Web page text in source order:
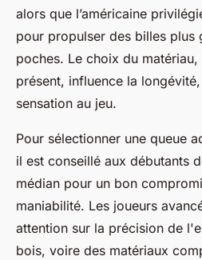
alors que l’américaine
pour propulser des billes plus
poches. Le choix du matériau,
présent, influence la longévité,
sensation au jeu.
Pour sélectionner une queue
il est conseillé aux débutants
médian pour un bon
maniabilité. Les joueurs
attention sur la précision de
bois, voire des matériaux